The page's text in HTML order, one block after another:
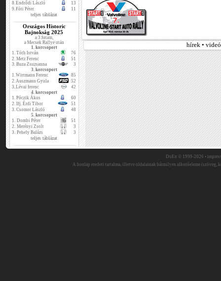
8.Endrődi László
13
9.Fóti Péter 11
teljes táblázat
Országos Historic
Bajnokság 2025
a 3.futam,
a Mecsek Rallye után
1. korcsoport
1. Tóth István
76
2. Metz Ferenc
51
3. Buza Zsuzsanna
3
3. korcsoport
1.Wirtmann Ferenc
85
2.Auszmann Gyula
52
3.Lévai ferenc
42
4. korcsoport
1. Póczik Ákos
60
2. Ifj. Érdi Tibor
51
3. Csomor László
48
5. korcsoport
1. Dombi Péter
51
2. Merényi Zsolt
3
3. Pehely Balázs 3
teljes táblázat
hírek •
DuEn © 1999-2026 •
A honlap eredeti tartalma, illetve oldalainak bármilyen alkotóeleme (szöveg,